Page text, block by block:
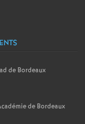
de Bordeaux
de Bordeaux